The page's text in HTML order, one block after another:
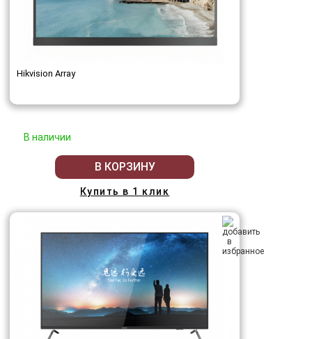
Hikvision Array
В наличии
В КОРЗИНУ
Купить в 1 клик